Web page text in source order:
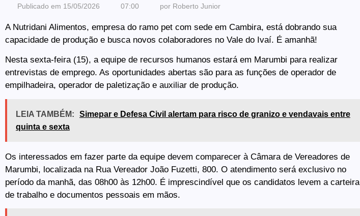
Publicado em 15/05/2026 07:00 por Roberto Junior
A Nutridani Alimentos, empresa do ramo pet com sede em Cambira, está dobrando sua
capacidade de produção e busca novos colaboradores no Vale do Ivaí. É amanhã!
Nesta sexta-feira (15), a equipe de recursos humanos estará em Marumbi para realizar
entrevistas de emprego. As oportunidades abertas são para as funções de operador de
empilhadeira, operador de paletização e auxiliar de produção.
LEIA TAMBÉM:
Simepar e Defesa Civil alertam para risco de granizo e vendavais entre
quinta e sexta
Os interessados em fazer parte da equipe devem comparecer à Câmara de Vereadores de
Marumbi, localizada na Rua Vereador João Fuzetti, 800. O atendimento será exclusivo no
período da manhã, das 08h00 às 12h00. É imprescindível que os candidatos levem a carteira
de trabalho e documentos pessoais em mãos.